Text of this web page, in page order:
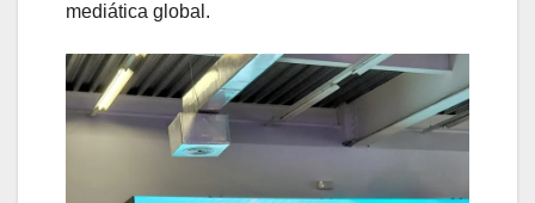
mediática global.